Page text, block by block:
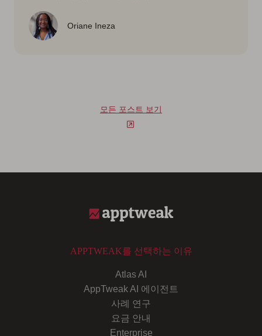
Oriane Ineza
모든 포스트 보기
APPTWEAK를 선택하는 이유
Atlas AI
AppTweak AI 에이전트
사례 연구
요금 안내
Enterprise